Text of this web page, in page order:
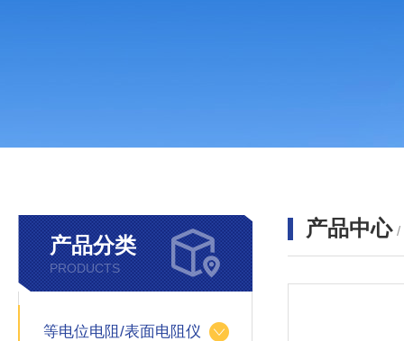
产品分类
PRODUCTS
等电位电阻/表面电阻仪
产品中心 /